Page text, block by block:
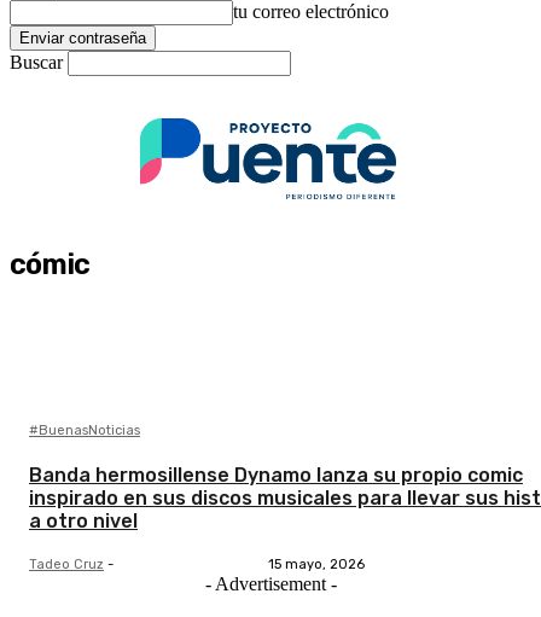
tu correo electrónico
Buscar
cómic
#BuenasNoticias
Banda hermosillense Dynamo lanza su propio comic
inspirado en sus discos musicales para llevar sus
a otro nivel
Tadeo Cruz - 15 mayo, 2026
- Advertisement -